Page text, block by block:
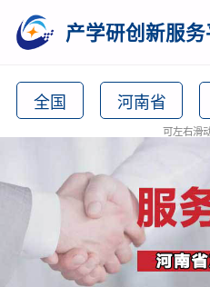
产学研创新服
全国 河南省
可左右滑